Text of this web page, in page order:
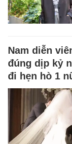
Nam diễn
đúng dịp kỷ
đi hẹn hò 1